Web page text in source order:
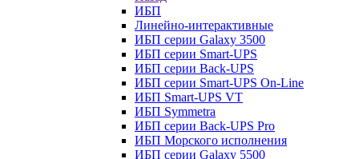
ИБП
Линейно-интерактивные
ИБП серии Galaxy 3500
ИБП серии Smart-UPS
ИБП серии Back-UPS
ИБП серии Smart-UPS On-Line
ИБП Smart-UPS VT
ИБП Symmetra
ИБП серии Back-UPS Pro
ИБП Морского исполнения
ИБП серии Galaxy 5500